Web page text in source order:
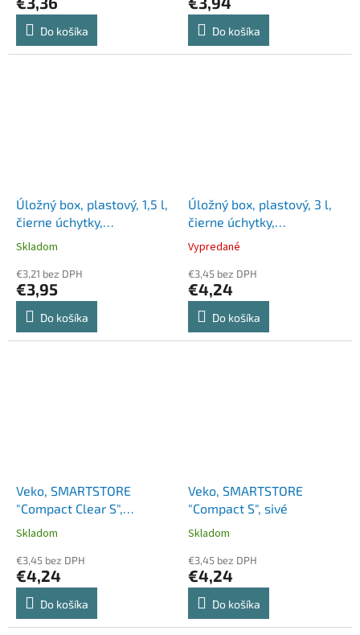
Do košíka Do košíka
Úložný box, plastový, 1,5 l,
čierne úchytky,
SMARTSTORE "Classic 1,5",
Skladom
€3,21 bez DPH
€3,95
Do košíka
Úložný box, plastový, 3 l,
čierne úchytky,
SMARTSTORE "Classic 3",
priehľadný
Vypredané
€3,45 bez DPH
€4,24
Do košíka
Veko, SMARTSTORE
"Compact Clear S",
priehľadné
Skladom
€3,45 bez DPH
€4,24
Do košíka
Veko, SMARTSTORE
"Compact S", sivé
Skladom
€3,45 bez DPH
€4,24
Do košíka